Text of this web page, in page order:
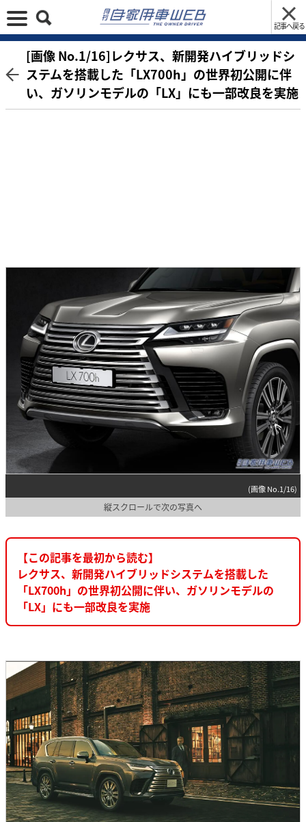
記事へ戻る
[画像 No.1/16]レクサス、新開発ハイブリッドシ
ステムを搭載した「LX700h」の世界初公開に伴
い、ガソリンモデルの「LX」にも一部改良を実施
(画像 No.1/16)
縦スクロールで次の写真へ
【この記事を最初から読む】
レクサス、新開発ハイブリッドシステムを搭載した
「LX700h」の世界初公開に伴い、ガソリンモデルの
「LX」にも一部改良を実施